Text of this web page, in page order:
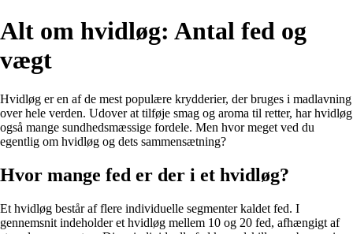
Alt om hvidløg: Antal fed og
vægt
Hvidløg er en af de mest populære krydderier, der bruges i madlavning
over hele verden. Udover at tilføje smag og aroma til retter, har hvidløg
også mange sundhedsmæssige fordele. Men hvor meget ved du
egentlig om hvidløg og dets sammensætning?
Hvor mange fed er der i et hvidløg?
Et hvidløg består af flere individuelle segmenter kaldet fed. I
gennemsnit indeholder et hvidløg mellem 10 og 20 fed, afhængigt af